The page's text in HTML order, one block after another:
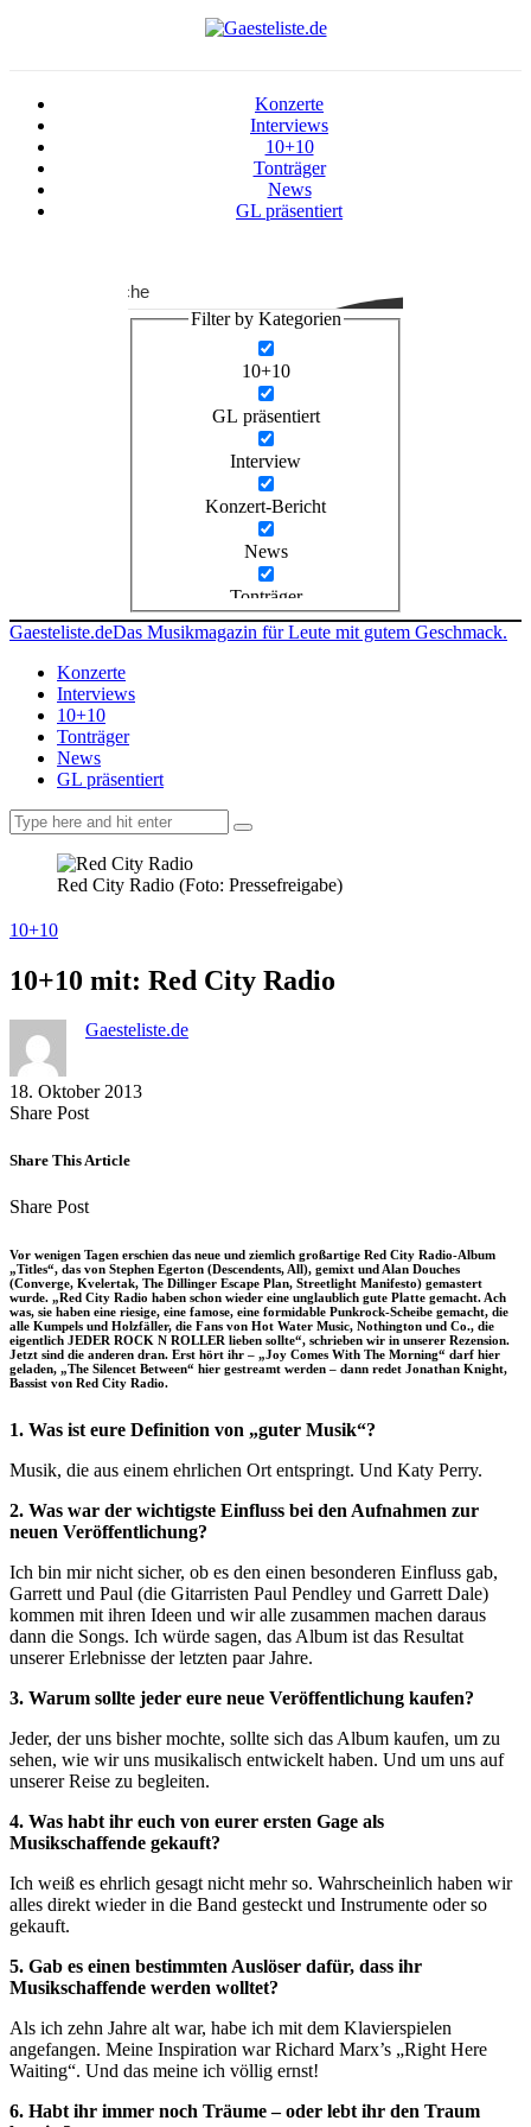
Konzerte
Interviews
10+10
Tonträger
News
GL präsentiert
Suche
Filter by Kategorien
10+10
GL präsentiert
Interview
Konzert-Bericht
News
Tonträger
Gaesteliste.deDas Musikmagazin für Leute mit gutem Geschmack.
Konzerte
Interviews
10+10
Tonträger
News
GL präsentiert
Red City Radio (Foto: Pressefreigabe)
10+10
10+10 mit: Red City Radio
Gaesteliste.de
18. Oktober 2013
Share PostShare
Facebook
Copy
to
Send
via
Share This Article
Share PostShare
Facebook
Copy
to
clipboard
Send
via
eMail
Vor wenigen Tagen erschien das neue und ziemlich großartige Red City Radio-Album
„Titles“, das von Stephen Egerton (Descendents, All), gemixt und Alan Douches
(Converge, Kvelertak, The Dillinger Escape Plan, Streetlight Manifesto) gemastert
wurde. „Red City Radio haben schon wieder eine unglaublich gute Platte gemacht. Ach
was, sie haben eine riesige, eine famose, eine formidable Punkrock-Scheibe gemacht, die
alle Kumpels und Holzfäller, die Fans von Hot Water Music, Nothington und Co., die
eigentlich JEDER ROCK N ROLLER lieben sollte“, schrieben wir in unserer Rezension.
Jetzt sind die anderen dran. Erst hört ihr – „Joy Comes With The Morning“ darf hier
geladen, „The Silencet Between“ hier gestreamt werden – dann redet Jonathan Knight,
Bassist von Red City Radio.
1. Was ist eure Definition von „guter Musik“?
Musik, die aus einem ehrlichen Ort entspringt. Und Katy Perry.
2. Was war der wichtigste Einfluss bei den Aufnahmen zur
neuen Veröffentlichung?
Ich bin mir nicht sicher, ob es den einen besonderen Einfluss gab,
Garrett und Paul (die Gitarristen Paul Pendley und Garrett Dale)
kommen mit ihren Ideen und wir alle zusammen machen daraus
dann die Songs. Ich würde sagen, das Album ist das Resultat
unserer Erlebnisse der letzten paar Jahre.
3. Warum sollte jeder eure neue Veröffentlichung kaufen?
Jeder, der uns bisher mochte, sollte sich das Album kaufen, um zu
sehen, wie wir uns musikalisch entwickelt haben. Und um uns auf
unserer Reise zu begleiten.
4. Was habt ihr euch von eurer ersten Gage als
Musikschaffende gekauft?
Ich weiß es ehrlich gesagt nicht mehr so. Wahrscheinlich haben wir
alles direkt wieder in die Band gesteckt und Instrumente oder so
gekauft.
5. Gab es einen bestimmten Auslöser dafür, dass ihr
Musikschaffende werden wolltet?
Als ich zehn Jahre alt war, habe ich mit dem Klavierspielen
angefangen. Meine Inspiration war Richard Marx’s „Right Here
Waiting“. Und das meine ich völlig ernst!
6. Habt ihr immer noch Träume – oder lebt ihr den Traum